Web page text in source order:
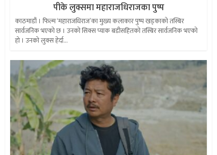
पीके लुक्समा महाराजधिराजका पुष्प
काठमाडौं । फिल्म ‘महाराजधिराज’का मुख्य कलाकार पुष्प खड्काको तस्बिर
सार्वजनिक भएको छ । उनको सिक्स प्याक बडीसहितको तस्बिर सार्वजनिक भएको
हो । उनको लुक्स हेर्दा...